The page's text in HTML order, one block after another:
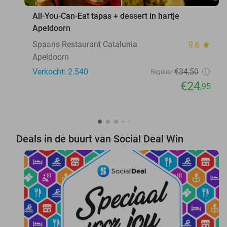
All-You-Can-Eat tapas + dessert in hartje
Apeldoorn
Spaans Restaurant Catalunia
9.6 star
Apeldoorn
Verkocht: 2.540
Regulier €34,50
€24,95
Deals in de buurt van Social Deal Win